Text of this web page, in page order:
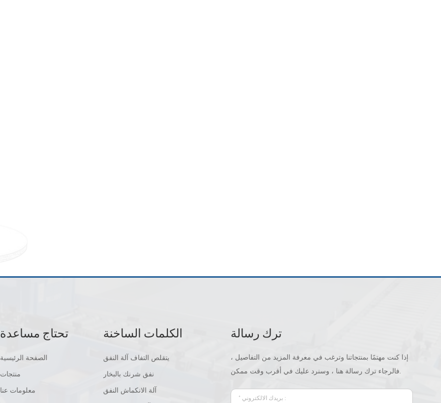
تحتاج مساعدة
الصفحة الرئيسية
منتجات
معلومات عنا
الكلمات الساخنة
يتقلص التفاف آلة النفق
نفق شرنك بالبخار
آلة الانكماش النفق
ترك رسالة
إذا كنت مهتمًا بمنتجاتنا وترغب في معرفة المزيد من التفاصيل ،
فالرجاء ترك رسالة هنا ، وسنرد عليك في أقرب وقت ممكن.